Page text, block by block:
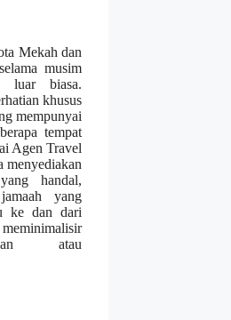
Mekah dan
musim
luar biasa.
khusus
mempunyai
tempat
Agen Travel
handal,
yang
ke dan dari
atau